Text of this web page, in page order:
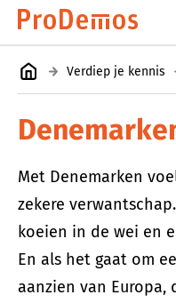
Verdiep je kennis
Met Denemarken
zekere
koeien in de wei en
En als het gaat om
aanzien van